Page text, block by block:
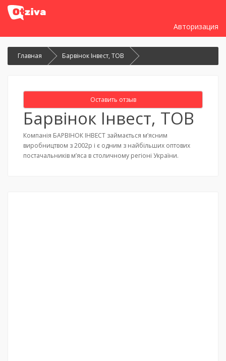
Авторизация
Главная Барвінок Інвест, ТОВ
Оставить отзыв
Барвінок Інвест, ТОВ
Компанія БАРВІНОК ІНВЕСТ займається м’ясним
виробництвом з 2002р і є одним з найбільших оптових
постачальників м’яса в столичному регіоні України.